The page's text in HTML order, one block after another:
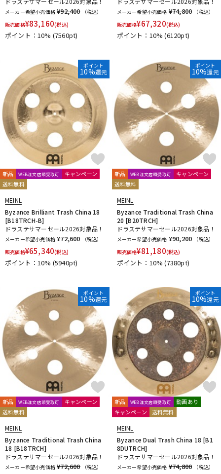
メーカー希望小売価格 ¥92,400
（税込）
販売価格¥83,160(税込)
ポイント：10% (7560pt)
メーカー希望小売価格 ¥74,800
（税込）
販売価格¥67,320(税込)
ポイント：10%(6120pt)
ポイント
10%還元
新品 WEB注文店頭受取可
キャンペーン
送料無料
MEINL
Byzance Brilliant Trash China 18
[B18TRCH-B]
ドラステサマーセール2026対象品！
メーカー希望小売価格 ¥72,600
（税込）
販売価格¥65,340(税込)
ポイント：10% (5940pt)
ポイント
10%還元
新品 WEB注文店頭受取可
キャンペーン
送料無料
MEINL
Byzance Traditional Trash China
20 [B20TRCH]
ドラステサマーセール2026対象品！
メーカー希望小売価格 ¥90,200
（税込）
販売価格¥81,180(税込)
ポイント：10%(7380pt)
ポイント
10%還元
新品 WEB注文店頭受取可
キャンペーン
送料無料
MEINL
Byzance Traditional Trash China
18 [B18TRCH]
ドラステサマーセール2026対象品！
メーカー希望小売価格 ¥72,600 （税込）
ポイント
10%還元
新品 WEB注文店頭受取可
動画あり
キャンペーン
送料無料
MEINL
Byzance Dual Trash China 18 [B1
8DUTRCH]
ドラステサマーセール2026対象品！
メーカー希望小売価格 ¥74,800 （税込）